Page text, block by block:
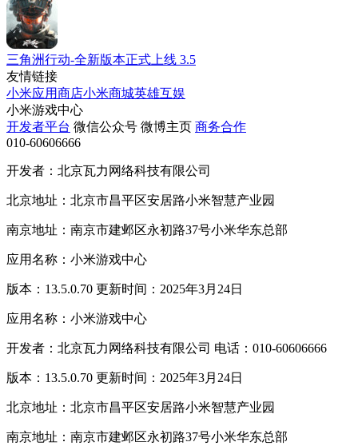
三角洲行动-全新版本正式上线 3.5
友情链接
小米应用商店小米商城英雄互娱
小米游戏中心
开发者平台 微信公众号 微博主页 商务合作
010-60606666
开发者：北京瓦力网络科技有限公司
北京地址：北京市昌平区安居路小米智慧产业园
南京地址：南京市建邺区永初路37号小米华东总部
应用名称：小米游戏中心
版本：13.5.0.70 更新时间：2025年3月24日
应用名称：小米游戏中心
开发者：北京瓦力网络科技有限公司 电话：010-60606666
版本：13.5.0.70 更新时间：2025年3月24日
北京地址：北京市昌平区安居路小米智慧产业园
南京地址：南京市建邺区永初路37号小米华东总部